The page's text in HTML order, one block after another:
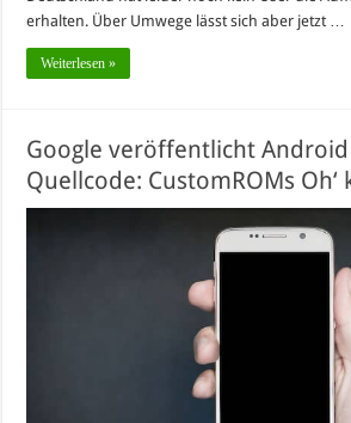
erhalten. Über Umwege lässt sich aber jetzt …
Weiterlesen »
Google veröffentlicht Android
Quellcode: CustomROMs Oh‘